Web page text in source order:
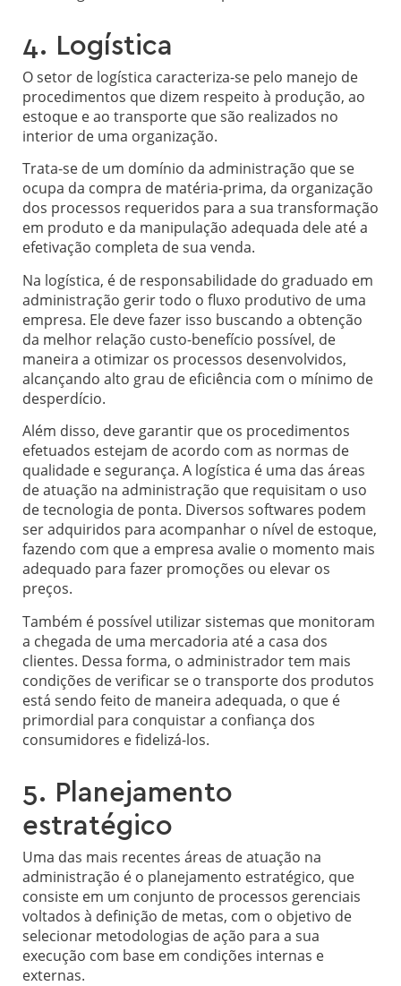
4. Logística
O setor de logística caracteriza-se pelo manejo de
procedimentos que dizem respeito à produção, ao
estoque e ao transporte que são realizados no
interior de uma organização.
Trata-se de um domínio da administração que se
ocupa da compra de matéria-prima, da organização
dos processos requeridos para a sua transformação
em produto e da manipulação adequada dele até a
efetivação completa de sua venda.
Na logística, é de responsabilidade do graduado em
administração gerir todo o fluxo produtivo de uma
empresa. Ele deve fazer isso buscando a obtenção
da melhor relação custo-benefício possível, de
maneira a otimizar os processos desenvolvidos,
alcançando alto grau de eficiência com o mínimo de
desperdício.
Além disso, deve garantir que os procedimentos
efetuados estejam de acordo com as normas de
qualidade e segurança. A logística é uma das áreas
de atuação na administração que requisitam o uso
de tecnologia de ponta. Diversos softwares podem
ser adquiridos para acompanhar o nível de estoque,
fazendo com que a empresa avalie o momento mais
adequado para fazer promoções ou elevar os
preços.
Também é possível utilizar sistemas que monitoram
a chegada de uma mercadoria até a casa dos
clientes. Dessa forma, o administrador tem mais
condições de verificar se o transporte dos produtos
está sendo feito de maneira adequada, o que é
primordial para conquistar a confiança dos
consumidores e fidelizá-los.
5. Planejamento
estratégico
Uma das mais recentes áreas de atuação na
administração é o planejamento estratégico, que
consiste em um conjunto de processos gerenciais
voltados à definição de metas, com o objetivo de
selecionar metodologias de ação para a sua
execução com base em condições internas e
externas.